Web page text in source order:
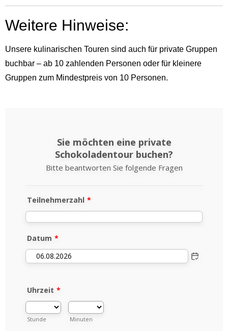
Weitere Hinweise:
Unsere kulinarischen Touren sind auch für private Gruppen
buchbar – ab 10 zahlenden Personen oder für kleinere
Gruppen zum Mindestpreis von 10 Personen.